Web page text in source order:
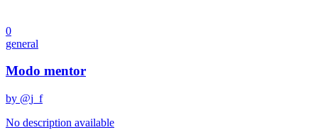
0
general
Modo mentor
by @j_f
No description available